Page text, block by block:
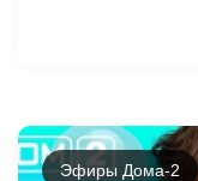
Эфиры Дома-2